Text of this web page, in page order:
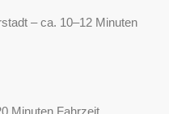
– ca. 10–12 Minuten